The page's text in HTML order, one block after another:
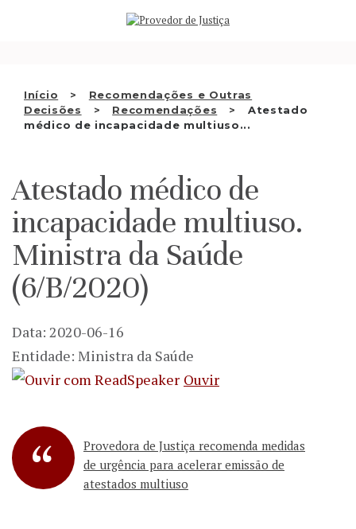
Início
Recomendações e Outras
Decisões
Recomendações
Atestado
médico de incapacidade multiuso...
QUEM SOMOS
RECOMENDAÇÕES E OUTRAS
DECISÕES
APRESENTAR QUEIXA
PT
Atestado médico de
incapacidade multiuso.
Ministra da Saúde
(6/B/2020)
Data: 2020-06-16
Entidade: Ministra da Saúde
Ouvir
Provedora de Justiça recomenda medidas
de urgência para acelerar emissão de
atestados multiuso